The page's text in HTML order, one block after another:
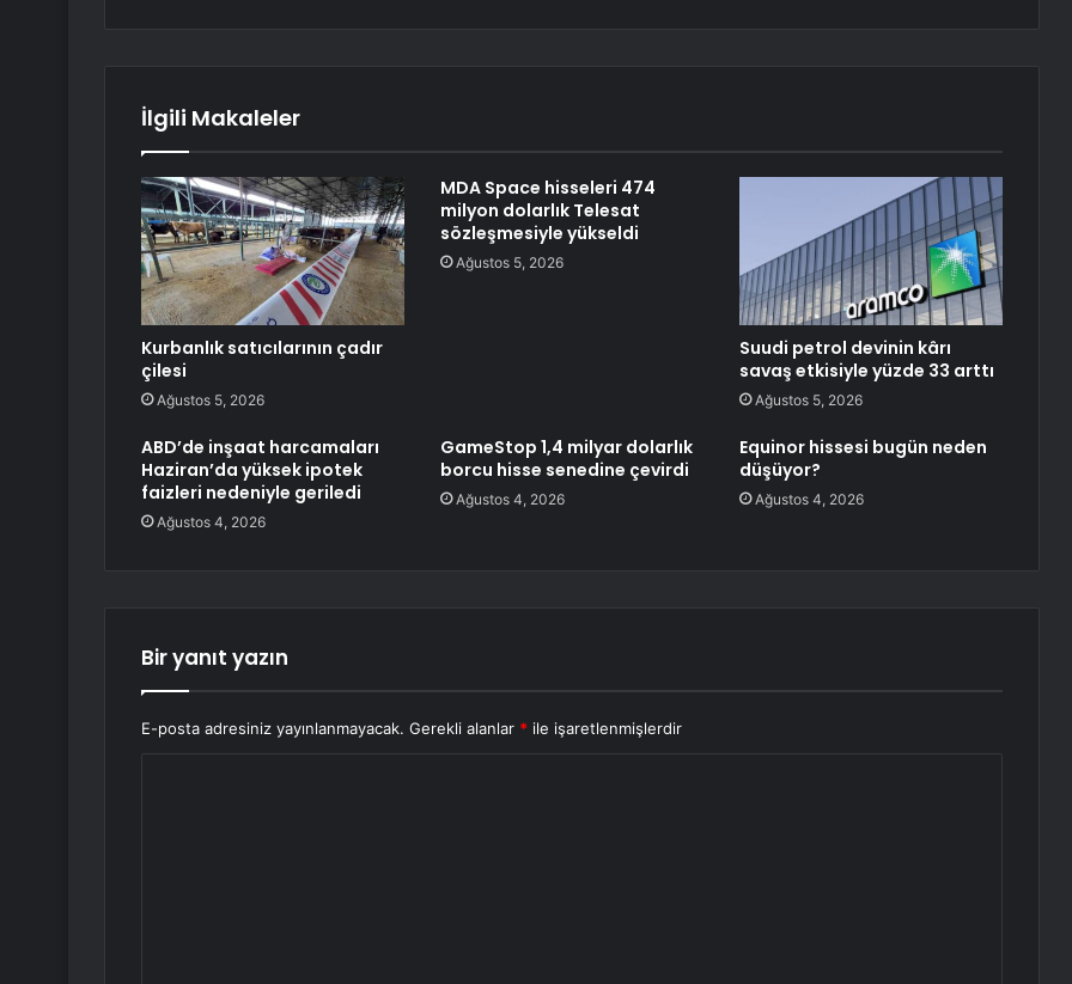
İlgili Makaleler
Kurbanlık satıcılarının çadır
çilesi
Ağustos 5, 2026
MDA Space hisseleri 474
milyon dolarlık Telesat
sözleşmesiyle yükseldi
Ağustos 5, 2026
Suudi petrol devinin kârı
savaş etkisiyle yüzde 33 arttı
Ağustos 5, 2026
ABD’de inşaat harcamaları
Haziran’da yüksek ipotek
faizleri nedeniyle geriledi
Ağustos 4, 2026
GameStop 1,4 milyar dolarlık
borcu hisse senedine çevirdi
Ağustos 4, 2026
Equinor hissesi bugün neden
düşüyor?
Ağustos 4, 2026
Bir yanıt yazın
E-posta adresiniz yayınlanmayacak. Gerekli alanlar * ile işaretlenmişlerdir